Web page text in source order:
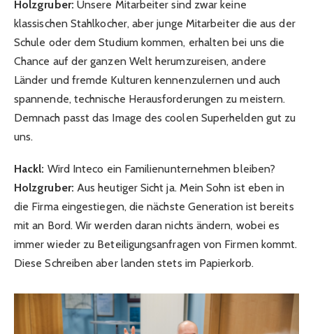
Holzgruber: Unsere Mitarbeiter sind zwar keine
klassischen Stahlkocher, aber junge Mitarbeiter die aus der
Schule oder dem Studium kommen, erhalten bei uns die
Chance auf der ganzen Welt herumzureisen, andere
Länder und fremde Kulturen kennenzulernen und auch
spannende, technische Herausforderungen zu meistern.
Demnach passt das Image des coolen Superhelden gut zu
uns.
Hackl: Wird Inteco ein Familienunternehmen bleiben?
Holzgruber: Aus heutiger Sicht ja. Mein Sohn ist eben in
die Firma eingestiegen, die nächste Generation ist bereits
mit an Bord. Wir werden daran nichts ändern, wobei es
immer wieder zu Beteiligungsanfragen von Firmen kommt.
Diese Schreiben aber landen stets im Papierkorb.